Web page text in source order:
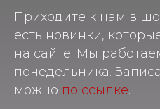
Приходите к нам в
есть новинки,
на сайте. Мы
понедельника.
можно по ссылке.